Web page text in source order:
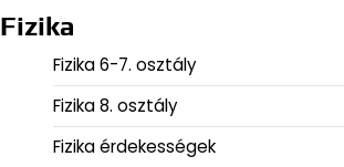
Fizika
Fizika 6-7. osztály
Fizika 8. osztály
Fizika érdekességek